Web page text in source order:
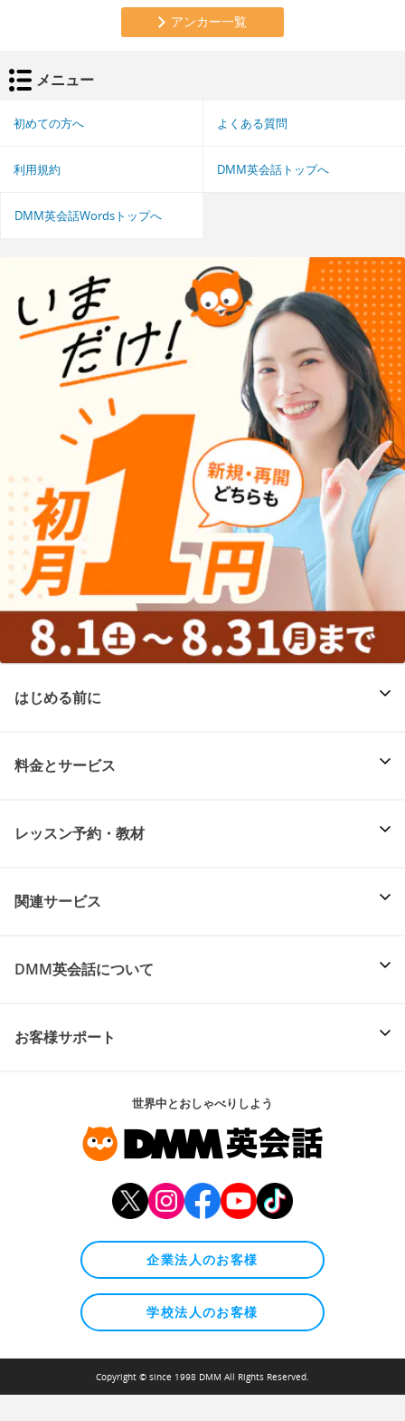
アンカー一覧
メニュー
初めての方へ よくある質問
利用規約 DMM英会話トップへ
DMM英会話Wordsトップへ
はじめる前に
料金とサービス
レッスン予約・教材
関連サービス
DMM英会話について
お客様サポート
世界中とおしゃべりしよう
企業法人のお客様
学校法人のお客様
Copyright © since 1998 DMM All Rights Reserved.